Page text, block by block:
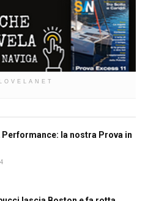
Performance: la nostra Prova in